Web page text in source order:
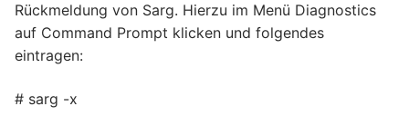
Rückmeldung von Sarg. Hierzu im Menü Diagnostics
auf Command Prompt klicken und folgendes
eintragen:
# sarg -x